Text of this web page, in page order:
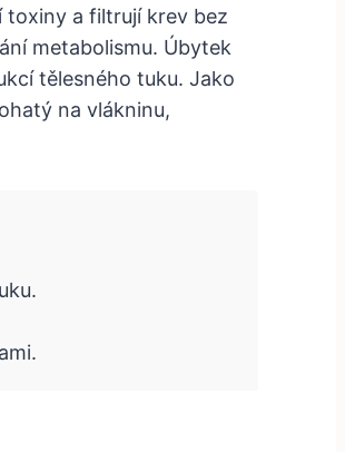
toxiny a filtrují krev bez
metabolismu. Úbytek
tělesného tuku. Jako
na vlákninu,